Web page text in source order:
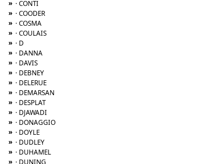
» · CONTI
» · COODER
» · COSMA
» · COULAIS
» · D
» · DANNA
» · DAVIS
» · DEBNEY
» · DELERUE
» · DEMARSAN
» · DESPLAT
» · DJAWADI
» · DONAGGIO
» · DOYLE
» · DUDLEY
» · DUHAMEL
» · DUNING